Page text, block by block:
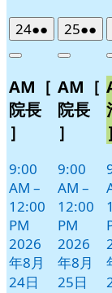
242026
年
月
24
日
●●
件
イ
ベ
ン
ト)
Close
AM［
院長
］
9:00
AM –
12:00
PM
2026
年8月
24日
252026
年
月
25
日
●●
件
イ
ベ
ン
Close
AM［
院長
］
9:00
AM –
12:00
PM
2026
年8月
25日
］